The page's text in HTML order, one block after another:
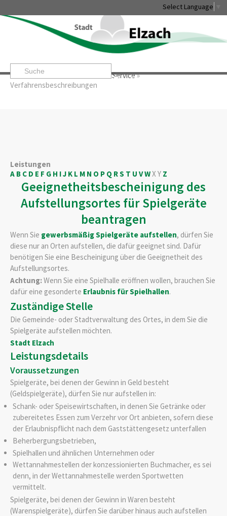
Select Language
Startseite» »Service»
Verfahrensbeschreibungen
Leben & Erleben Rathaus & Service
Leistungen
A B C D E F G H IJ K L M N O P Q RS T U VWXY Z
Geeignetheitsbescheinigung des
Aufstellungsortes für Spielgeräte
beantragen
Wenn Sie gewerbsmäßig Spielgeräte aufstellen, dürfen Sie
diese nur an Orten aufstellen, die dafür geeignet sind. Dafür
benötigen Sie eine Bescheinigung über die Geeignetheit des
Aufstellungsortes.
Achtung: Wenn Sie eine Spielhalle eröffnen wollen, brauchen Sie
dafür eine gesonderte Erlaubnis für Spielhallen.
Zuständige Stelle
Die Gemeinde- oder Stadtverwaltung des Ortes, in dem Sie die
Spielgeräte aufstellen möchten.
Stadt Elzach
Leistungsdetails
Voraussetzungen
Spielgeräte, bei denen der Gewinn in Geld besteht
(Geldspielgeräte), dürfen Sie nur aufstellen in:
Schank- oder Speisewirtschaften, in denen Sie Getränke oder
zubereitetes Essen zum Verzehr vor Ort anbieten, sofern diese
der Erlaubnispflicht nach dem Gaststättengesetz unterfallen
Beherbergungsbetrieben,
Spielhallen und ähnlichen Unternehmen oder
Wettannahmestellen der konzessionierten Buchmacher, es sei
denn, in der Wettannahmestelle werden Sportwetten
vermittelt.
Spielgeräte, bei denen der Gewinn in Waren besteht
(Warenspielgeräte), dürfen Sie darüber hinaus auch aufstellen